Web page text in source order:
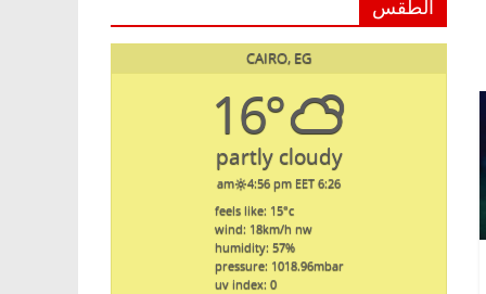
الطقس
CAIRO, EG
16°
partly cloudy
6:26 am
4:56 pm EET
feels like: 15°c
wind: 18km/h nw
humidity: 57%
pressure: 1018.96mbar
uv index: 0